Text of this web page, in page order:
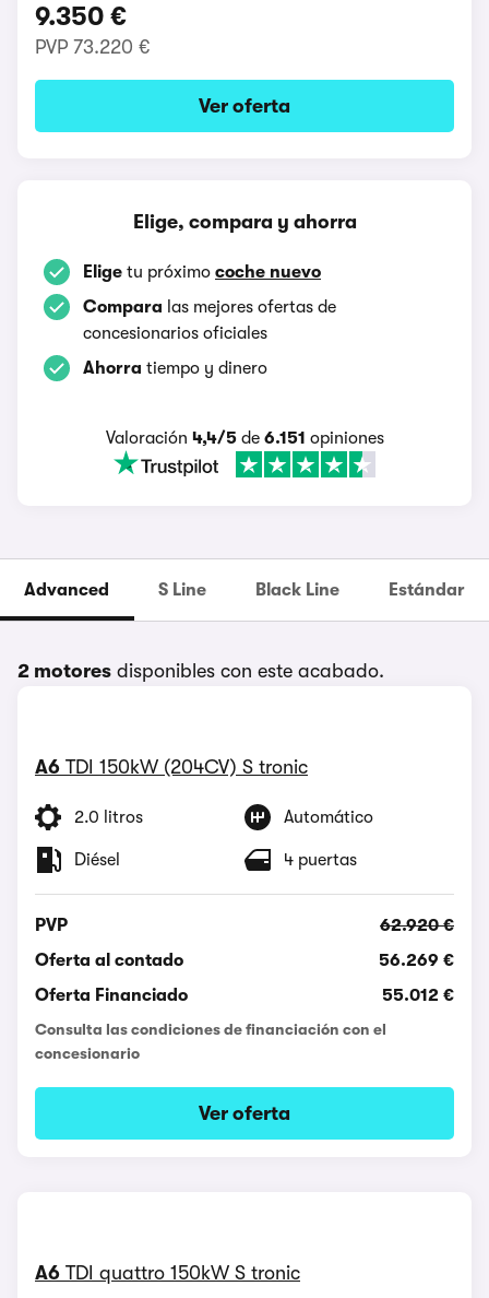
9.350 €
PVP 73.220 €
Ver oferta
Elige, compara y ahorra
Elige tu próximo coche nuevo
Compara las mejores ofertas de
concesionarios oficiales
Ahorra tiempo y dinero
Valoración 4,4/5de 6.151 opiniones
Advanced S Line Black Line Estándar
2 motores disponibles con este acabado.
A6 TDI 150kW (204CV) S tronic
2.0 litros Automático
Diésel 4 puertas
PVP
62.920 €
Oferta al contado
56.269 €
Oferta Financiado
55.012 €
Consulta las condiciones de financiación con el
concesionario
Ver oferta
A6 TDI quattro 150kW S tronic